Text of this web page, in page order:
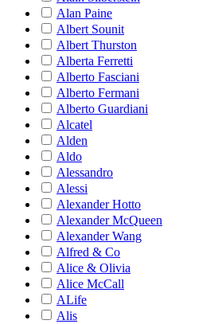
Alan Paine
Albert Sounit
Albert Thurston
Alberta Ferretti
Alberto Fasciani
Alberto Fermani
Alberto Guardiani
Alcatel
Alden
Aldo
Alessandro
Alessi
Alexander Hotto
Alexander McQueen
Alexander Wang
Alfred & Co
Alice & Olivia
Alice McCall
ALife
Alis